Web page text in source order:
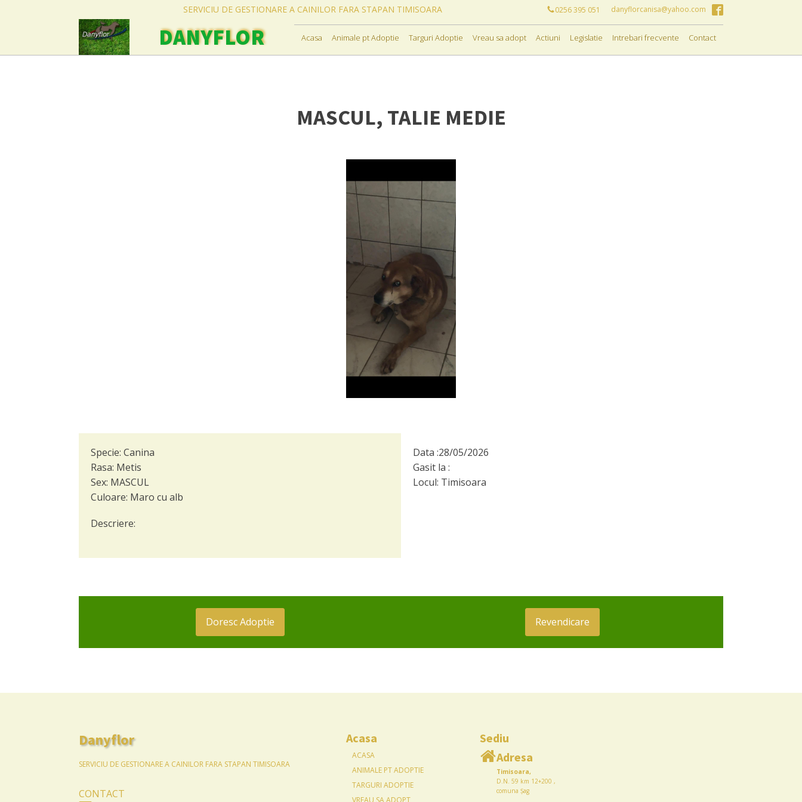
SERVICIU DE GESTIONARE A CAINILOR FARA STAPAN TIMISOARA 0256 395 051 danyflorcanisa@yahoo.com
DANYFLOR Acasa Animale pt Adoptie Targuri Adoptie Vreau sa adopt Actiuni Legislatie Intrebari frecvente Contact
MASCUL, TALIE MEDIE
Specie: Canina
Rasa: Metis
Sex: MASCUL
Culoare: Maro cu alb
Descriere:
Data :28/05/2026
Gasit la :
Locul: Timisoara
Doresc Adoptie Revendicare
Danyflor
SERVICIU DE GESTIONARE A CAINILOR FARA STAPAN TIMISOARA
CONTACT
Acasa
ACASA
ANIMALE PT ADOPTIE
TARGURI ADOPTIE
VREAU SA ADOPT
Sediu
Adresa
Timisoara,
D.N. 59 km 12+200 ,
comuna Șag